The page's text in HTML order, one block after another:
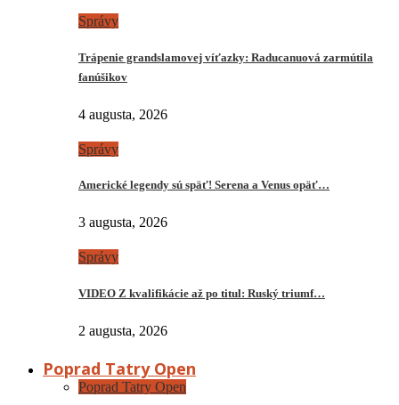
Správy
Trápenie grandslamovej víťazky: Raducanuová zarmútila
fanúšikov
4 augusta, 2026
Správy
Americké legendy sú späť! Serena a Venus opäť…
3 augusta, 2026
Správy
VIDEO Z kvalifikácie až po titul: Ruský triumf…
2 augusta, 2026
Poprad Tatry Open
Poprad Tatry Open